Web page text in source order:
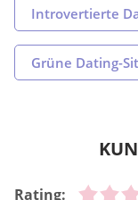
Introvertierte
Grüne Dating-
Rating: